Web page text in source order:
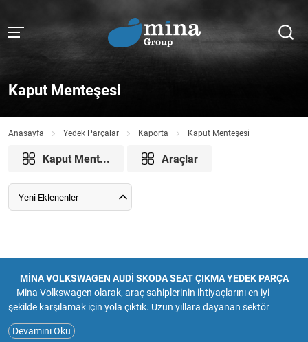
Kaput Menteşesi
Anasayfa Yedek Parçalar Kaporta Kaput Menteşesi
Kaput Ment... Araçlar
Yeni Eklenenler
MİNA VOLKSWAGEN AUDİ SKODA SEAT ÇIKMA YEDEK PARÇA
Mina Volkswagen olarak, araç sahiplerinin ihtiyaçlarını en iyi
şekilde karşılamak için yola çıktık. Uzun yıllara dayanan sektör
deneyimimiz ve tutkumuzla, müşterilerimize güvenilir ve kaliteli
hizmet sunmayı amaçlıyoruz.Mina Volkswagen, çıkma ve sıfır yedek
Devamını Oku